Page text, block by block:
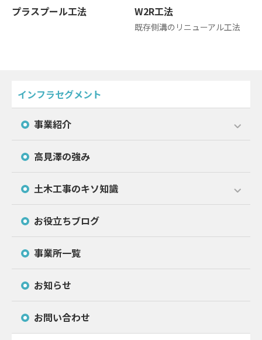
プラスプール工法 W2R工法
既存側溝のリニューアル工法
インフラセグメント
事業紹介
高見澤の強み
土木工事のキソ知識
お役立ちブログ
事業所一覧
お知らせ
お問い合わせ